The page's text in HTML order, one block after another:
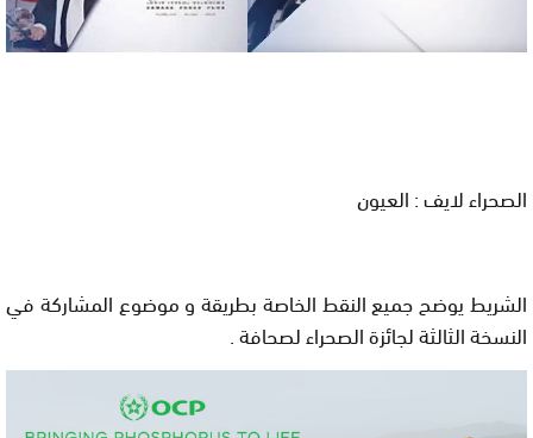
الصحراء لايف : العيون
الشريط يوضح جميع النقط الخاصة بطريقة و موضوع المشاركة في
النسخة الثالثة لجائزة الصحراء لصحافة .